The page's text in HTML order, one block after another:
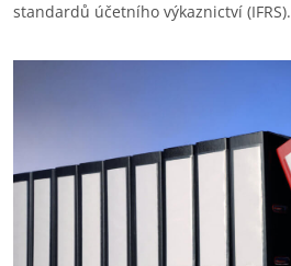
standardů účetního výkaznictví (IFRS).